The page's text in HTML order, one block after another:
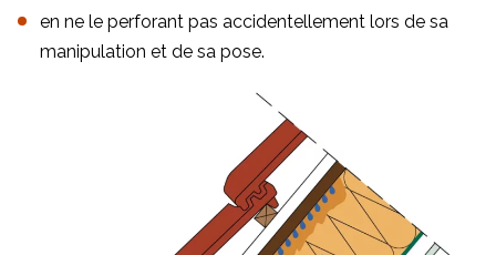
en ne le perforant pas accidentellement lors de sa
manipulation et de sa pose.